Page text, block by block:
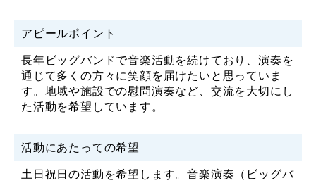
アピールポイント
長年ビッグバンドで音楽活動を続けており、演奏を
通じて多くの方々に笑顔を届けたいと思っていま
す。地域や施設での慰問演奏など、交流を大切にし
た活動を希望しています。
活動にあたっての希望
土日祝日の活動を希望します。音楽演奏（ビッグバ